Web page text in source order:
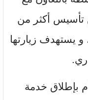
تأسيس أكثر من
و يستهدف زيارتها
بإطلاق خدمة